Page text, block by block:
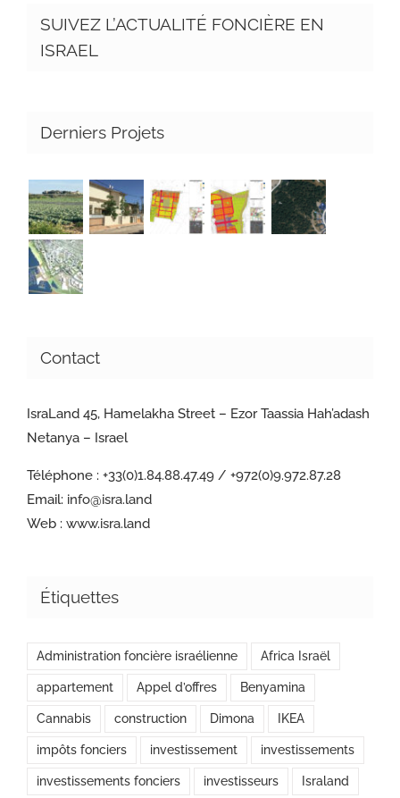
SUIVEZ L’ACTUALITÉ FONCIÈRE EN
ISRAEL
Derniers Projets
Contact
IsraLand 45, Hamelakha Street – Ezor Taassia Hah’adash
Netanya – Israel
Téléphone : +33(0)1.84.88.47.49 / +972(0)9.972.87.28
Email: info@isra.land
Web : www.isra.land
Étiquettes
Administration foncière israélienne Africa Israël
appartement Appel d’offres Benyamina
Cannabis construction Dimona IKEA
impôts fonciers investissement investissements
investissements fonciers investisseurs Israland